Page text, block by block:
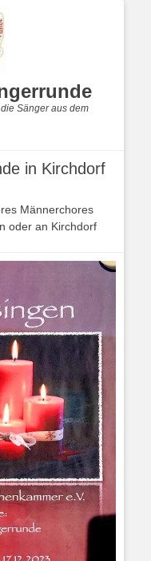
Sänger aus dem
in Kirchdorf
Männerchores
oder an Kirchdorf